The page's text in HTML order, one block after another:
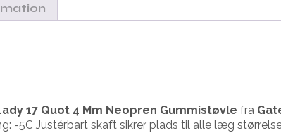
17 Quot 4 Mm Neopren Gummistøvle fra
-5C Justérbart skaft sikrer plads til alle læg